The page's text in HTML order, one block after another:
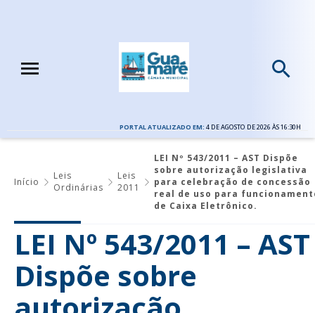
PORTAL ATUALIZADO EM: 4 DE AGOSTO DE 2026 ÀS 16:30H
Início
Leis
Ordinárias
Leis
2011
LEI Nº 543/2011 – AST Dispõe
sobre autorização legislativa
para celebração de concessão
real de uso para
de Caixa Eletrônico.
LEI Nº 543/2011 – AST
Dispõe sobre